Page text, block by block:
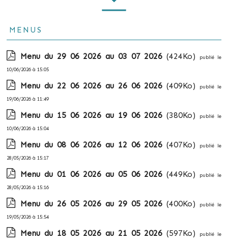
Menus
Menu du 29 06 2026 au 03 07 2026 (424Ko)
publié le
10/06/2026 à 15:05
Menu du 22 06 2026 au 26 06 2026 (409Ko)
publié le
19/06/2026 à 11:49
Menu du 15 06 2026 au 19 06 2026 (380Ko)
publié le
10/06/2026 à 15:04
Menu du 08 06 2026 au 12 06 2026 (407Ko)
publié le
28/05/2026 à 15:17
Menu du 01 06 2026 au 05 06 2026 (449Ko)
publié le
28/05/2026 à 15:16
Menu du 26 05 2026 au 29 05 2026 (400Ko)
publié le
19/05/2026 à 15:54
Menu du 18 05 2026 au 21 05 2026 (597Ko)
publié le